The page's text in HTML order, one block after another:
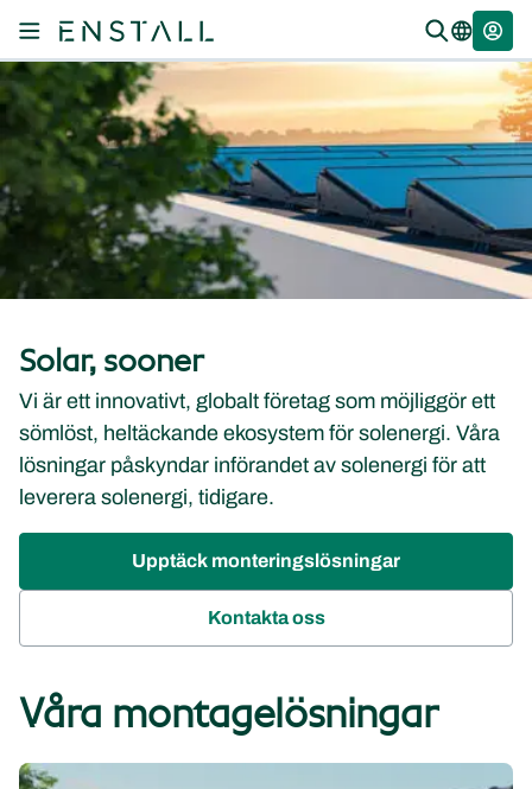
Solar, sooner
Vi är ett innovativt, globalt företag som möjliggör ett
sömlöst, heltäckande ekosystem för solenergi. Våra
lösningar påskyndar införandet av solenergi för att
leverera solenergi, tidigare.
Upptäck monteringslösningar
Kontakta oss
Våra montagelösningar
Sadeltak